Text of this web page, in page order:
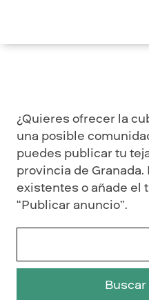
¿Quieres ofrecer la
una posible
puedes publicar tu
provincia de
existentes o añade el
“Publicar anuncio”.